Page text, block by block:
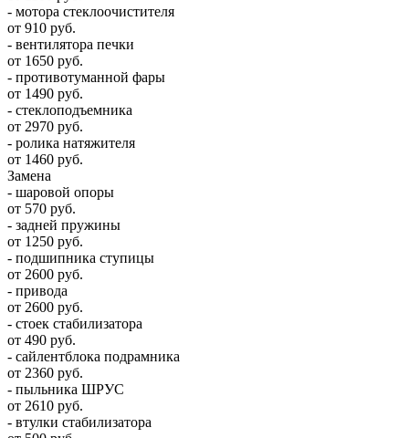
- мотора стеклоочистителя
от 910 руб.
- вентилятора печки
от 1650 руб.
- противотуманной фары
от 1490 руб.
- стеклоподъемника
от 2970 руб.
- ролика натяжителя
от 1460 руб.
Замена
- шаровой опоры
от 570 руб.
- задней пружины
от 1250 руб.
- подшипника ступицы
от 2600 руб.
- привода
от 2600 руб.
- стоек стабилизатора
от 490 руб.
- сайлентблока подрамника
от 2360 руб.
- пыльника ШРУС
от 2610 руб.
- втулки стабилизатора